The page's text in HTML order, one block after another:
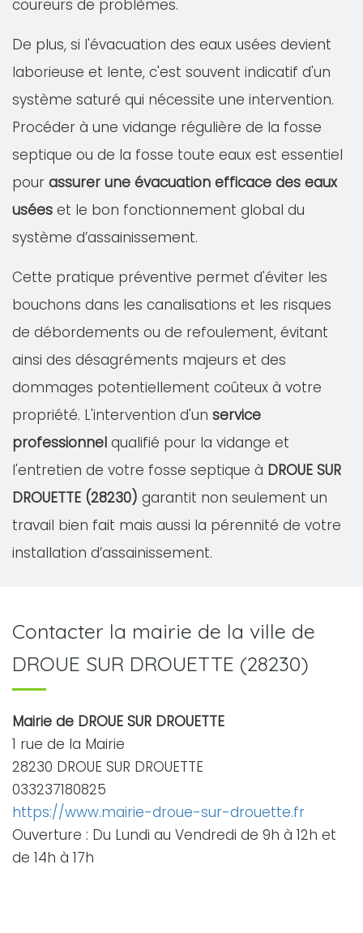
coureurs de problèmes.
De plus, si l'évacuation des eaux usées devient
laborieuse et lente, c'est souvent indicatif d'un
système saturé qui nécessite une intervention.
Procéder à une vidange régulière de la fosse
septique ou de la fosse toute eaux est essentiel
pour assurer une évacuation efficace des eaux
usées et le bon fonctionnement global du
système d’assainissement.
Cette pratique préventive permet d'éviter les
bouchons dans les canalisations et les risques
de débordements ou de refoulement, évitant
ainsi des désagréments majeurs et des
dommages potentiellement coûteux à votre
propriété. L'intervention d'un service
professionnel qualifié pour la vidange et
l'entretien de votre fosse septique à DROUE SUR
DROUETTE (28230) garantit non seulement un
travail bien fait mais aussi la pérennité de votre
installation d’assainissement.
Contacter la mairie de la ville de
DROUE SUR DROUETTE (28230)
Mairie de DROUE SUR DROUETTE
1 rue de la Mairie
28230 DROUE SUR DROUETTE
033237180825
https://www.mairie-droue-sur-drouette.fr
Ouverture : Du Lundi au Vendredi de 9h à 12h et
de 14h à 17h